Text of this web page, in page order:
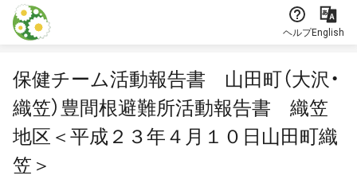
本文に飛ぶ
ヘルプEnglish
保健チーム活動報告書 山田町（大沢・
織笠）豊間根避難所活動報告書 織笠
地区＜平成２３年４月１０日山田町織
笠＞